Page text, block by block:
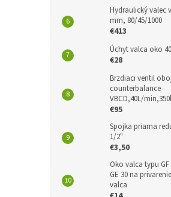
Hydraulický valec
mm, 80/45/1000
€413
Úchyt valca oko
€28
Brzdiaci ventil
counterbalance
VBCD,40L/
€95
Spojka priama
1/2"
€3,50
Oko valca typu
GE 30 na
valca